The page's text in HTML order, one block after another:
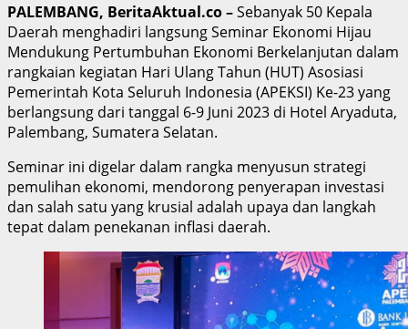
PALEMBANG, BeritaAktual.co –Sebanyak 50 Kepala
Daerah menghadiri langsung Seminar Ekonomi Hijau
Mendukung Pertumbuhan Ekonomi Berkelanjutan dalam
rangkaian kegiatan Hari Ulang Tahun (HUT) Asosiasi
Pemerintah Kota Seluruh Indonesia (APEKSI) Ke-23 yang
berlangsung dari tanggal 6-9 Juni 2023 di Hotel Aryaduta,
Palembang, Sumatera Selatan.
Seminar ini digelar dalam rangka menyusun strategi
pemulihan ekonomi, mendorong penyerapan investasi
dan salah satu yang krusial adalah upaya dan langkah
tepat dalam penekanan inflasi daerah.